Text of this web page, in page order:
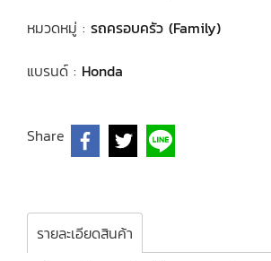
หมวดหมู่ : รถครอบครัว (Family)
แบรนด์ : Honda
Share
รายละเอียดสินค้า